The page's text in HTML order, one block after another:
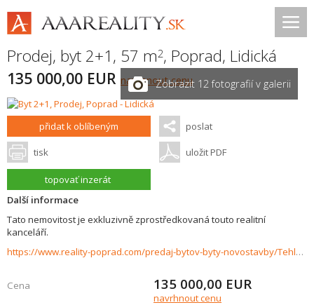
Prodej, byt 2+1, 57 m2, Poprad, Lidická
135 000,00 EUR navrhnout cenuZobrazit 12 fotografií v galerii
přidat k oblíbeným poslat
tisk uložit PDF
topovať inzerát
Další informace
Tato nemovitost je exkluzivně zprostředkovaná touto realitní
kanceláří.
https://www.reality-poprad.com/predaj-bytov-byty-novostavby/Tehlovy-2izbovy-byt-v-Poprade---vlastne-kurenie-2-pivnice-a-nizke-naklady-37419/?utm_source=areality&utm_medium=xml&utm_term=37419&utm_content=byt&utm_campaign=portaly
Cena 135 000,00 EUR
navrhnout cenu